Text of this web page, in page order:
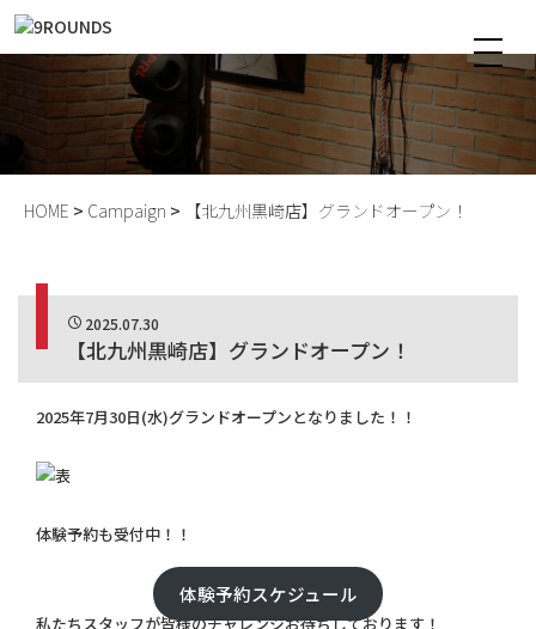
HOME Campaign 【北九州黒崎店】グランドオープン！
2025.07.30
【北九州黒崎店】グランドオープン！
2025年7月30日(水)グランドオープンとなりました！！
体験予約も受付中！！
体験予約スケジュール
私たちスタッフが皆様のチャレンジお待ちしております！